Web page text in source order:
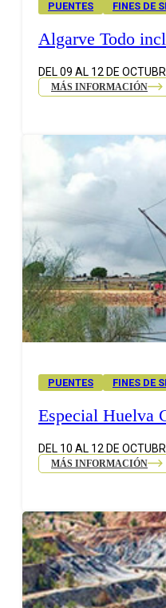
PUENTES FINES DE
Algarve Todo
DEL 09 AL 12 DE
MÁS INFORMACIÓN
PUENTES FINES DE
Especial Huelva
DEL 10 AL 12 DE
MÁS INFORMACIÓN